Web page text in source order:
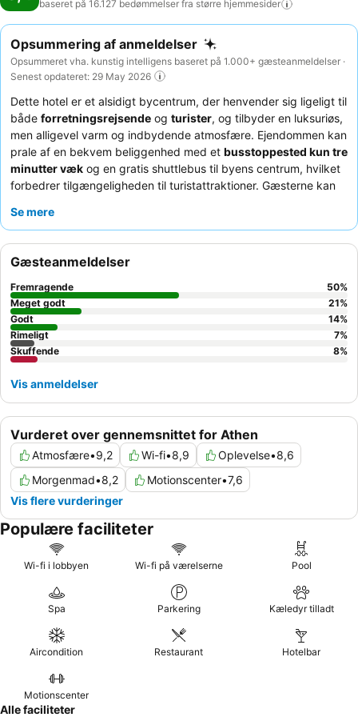
baseret på 16.127 bedømmelser fra større hjemmesider
Opsummering af anmeldelser
Opsummeret vha. kunstig intelligens baseret på 1.000+ gæsteanmeldelser ·
Senest opdateret: 29 May 2026
Dette hotel er et alsidigt bycentrum, der henvender sig ligeligt til
både forretningsrejsende og turister, og tilbyder en luksuriøs,
men alligevel varm og indbydende atmosfære. Ejendommen kan
prale af en bekvem beliggenhed med et busstoppested kun tre
minutter væk og en gratis shuttlebus til byens centrum, hvilket
forbedrer tilgængeligheden til turistattraktioner. Gæsterne kan
en fantastisk udsigt over byen. Personalet får konsekvent stor
variation og kvalitet. For et mere roligt ophold bør gæster
overveje at anmode om et værelse, der vender væk fra den
travle motorvej.
Se mere
Vurderet over gennemsnittet for Athen
Atmosfære•9,2 Wi-fi•8,9 Oplevelse•8,6
Morgenmad•8,2 Motionscenter•7,6
Vis flere vurderinger
Gæsteanmeldelser
Fremragende 50%
Meget godt
21%
Godt
14%
Rimeligt
7%
Skuffende
8%
Vis anmeldelser
Populære faciliteter
Wi-fi i lobbyen Wi-fi på værelserne Pool
Spa Parkering Kæledyr tilladt
Aircondition Restaurant Hotelbar
Motionscenter
Alle faciliteter